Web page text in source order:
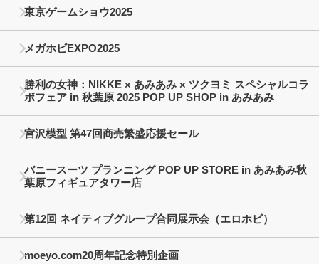
東京ゲームショウ2025
メガホビEXPO2025
勝利の女神：NIKKE × あみあみ × ツクヨミ スペシャルコラ
ボフェア in 秋葉原 2025 POP UP SHOP in あみあみ
宮沢模型 第47回商売繁盛応援セール
バニースーツ プランニング POP UP STORE in あみあみ秋
葉原フィギュアタワー店
第12回 ネイティブグループ合同展示会（エロホビ）
moeyo.com20周年記念特別企画